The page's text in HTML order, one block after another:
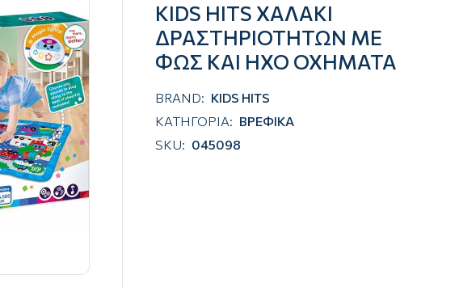
KIDS HITS ΧΑΛΑΚΙ
ΔΡΑΣΤΗΡΙΟΤΗΤΩΝ ΜΕ
ΦΩΣ ΚΑΙ ΗΧΟ ΟΧΗΜΑΤΑ
BRAND: KIDS HITS
ΚΑΤΗΓΟΡΙΑ: ΒΡΕΦΙΚΑ
SKU: 045098